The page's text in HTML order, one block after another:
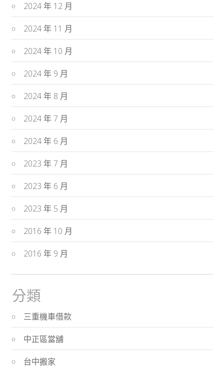
2024 年 12 月
2024 年 11 月
2024 年 10 月
2024 年 9 月
2024 年 8 月
2024 年 7 月
2024 年 6 月
2023 年 7 月
2023 年 6 月
2023 年 5 月
2016 年 10 月
2016 年 9 月
分類
三重機車借款
中正區當舖
台中搬家